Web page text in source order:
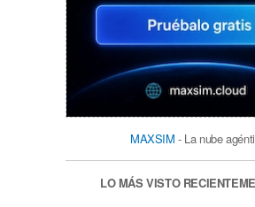
MAXSIM - La nube
LO MÁS VISTO